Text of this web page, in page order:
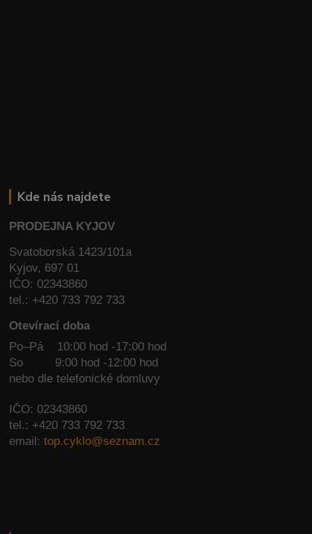
Kde nás najdete
PRODEJNA KYJOV
Svatoborská 1423/101a
Kyjov, 697 01
IČO: 02343860
tel.: +420 733 792 733
Otevírací doba
Po–Pá 10:00 hod -17:00 hod
So
9:00 hod -12:00 hod
nebo dle telefonické domluvy
IČO: 02343860
tel.: +420 733 792 733
email:top.cyklo@seznam.cz